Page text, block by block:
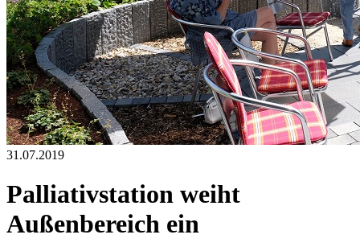
31.07.2019
Palliativstation weiht
Außenbereich ein